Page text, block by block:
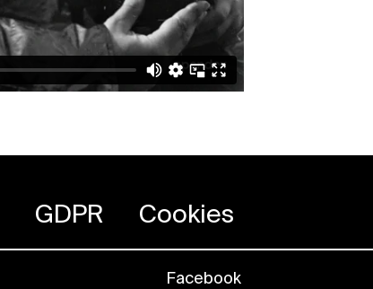
GDPR Cookies
Facebook